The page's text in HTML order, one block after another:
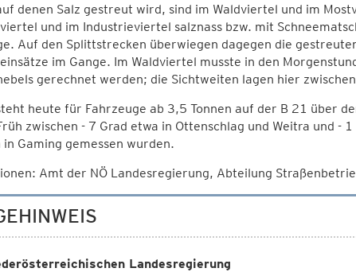
denen Salz gestreut wird, sind im Waldviertel und im
und im Industrieviertel salznass bzw. mit
Auf den Splittstrecken überwiegen dagegen die
im Gange. Im Waldviertel musste in den
gerechnet werden; die Sichtweiten lagen hier
heute für Fahrzeuge ab 3,5 Tonnen auf der B 21 über
zwischen - 7 Grad etwa in Ottenschlag und Weitra und -
Gaming gemessen wurden.
Amt der NÖ Landesregierung, Abteilung
Landesregierung